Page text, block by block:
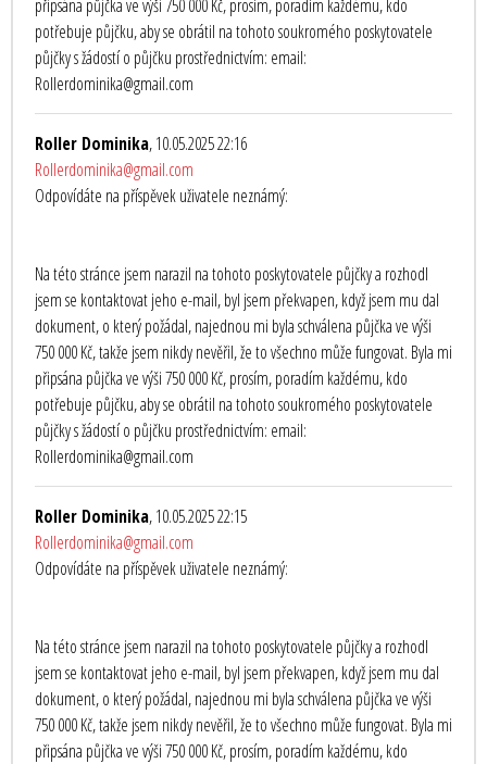
připsána půjčka ve výši 750 000 Kč, prosím, poradím každému, kdo
potřebuje půjčku, aby se obrátil na tohoto soukromého poskytovatele
půjčky s žádostí o půjčku prostřednictvím: email:
Rollerdominika@gmail.com
Roller Dominika, 10.05.2025 22:16
Rollerdominika@gmail.com
Odpovídáte na příspěvek uživatele neznámý:
Na této stránce jsem narazil na tohoto poskytovatele půjčky a rozhodl
jsem se kontaktovat jeho e-mail, byl jsem překvapen, když jsem mu dal
dokument, o který požádal, najednou mi byla schválena půjčka ve výši
750 000 Kč, takže jsem nikdy nevěřil, že to všechno může fungovat. Byla mi
připsána půjčka ve výši 750 000 Kč, prosím, poradím každému, kdo
potřebuje půjčku, aby se obrátil na tohoto soukromého poskytovatele
půjčky s žádostí o půjčku prostřednictvím: email:
Rollerdominika@gmail.com
Roller Dominika, 10.05.2025 22:15
Rollerdominika@gmail.com
Odpovídáte na příspěvek uživatele neznámý:
Na této stránce jsem narazil na tohoto poskytovatele půjčky a rozhodl
jsem se kontaktovat jeho e-mail, byl jsem překvapen, když jsem mu dal
dokument, o který požádal, najednou mi byla schválena půjčka ve výši
750 000 Kč, takže jsem nikdy nevěřil, že to všechno může fungovat. Byla mi
připsána půjčka ve výši 750 000 Kč, prosím, poradím každému, kdo